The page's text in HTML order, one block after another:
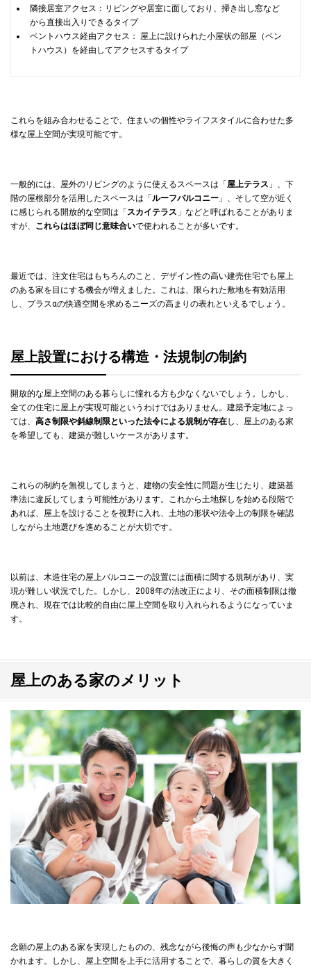
隣接居室アクセス：リビングや居室に面しており、掃き出し窓など
から直接出入りできるタイプ
ペントハウス経由アクセス： 屋上に設けられた小屋状の部屋（ペン
トハウス）を経由してアクセスするタイプ
これらを組み合わせることで、住まいの個性やライフスタイルに合わせた多
様な屋上空間が実現可能です。
一般的には、屋外のリビングのように使えるスペースは「屋上テラス 」、下
階の屋根部分を活用したスペースは「ルーフバルコニー 」、そして空が近く
に感じられる開放的な空間は「 スカイテラス 」などと呼ばれることがありま
すが、 これらはほぼ同じ意味合いで使われることが多いです。
最近では、注文住宅はもちろんのこと、デザイン性の高い建売住宅でも屋上
のある家を目にする機会が増えました。これは、限られた敷地を有効活用
し、プラスαの快適空間を求めるニーズの高まりの表れといえるでしょう。
屋上設置における構造・法規制の制約
開放的な屋上空間のある暮らしに憧れる方も少なくないでしょう。しかし、
全ての住宅に屋上が実現可能というわけではありません。建築予定地によっ
ては、 高さ制限や斜線制限といった法令による規制が存在し、屋上のある家
を希望しても、建築が難しいケースがあります。
これらの制約を無視してしまうと、建物の安全性に問題が生じたり、建築基
準法に違反してしまう可能性があります。これから土地探しを始める段階で
あれば、屋上を設けることを視野に入れ、土地の形状や法令上の制限を確認
しながら土地選びを進めることが大切です。
以前は、木造住宅の屋上バルコニーの設置には面積に関する規制があり、実
現が難しい状況でした。しかし、2008年の法改正により、その面積制限は撤
廃され、現在では比較的自由に屋上空間を取り入れられるようになっていま
す。
屋上のある家のメリット
念願の屋上のある家を実現したものの、残念ながら後悔の声も少なからず聞
かれます。しかし、屋上空間を上手に活用することで、暮らしの質を大きく